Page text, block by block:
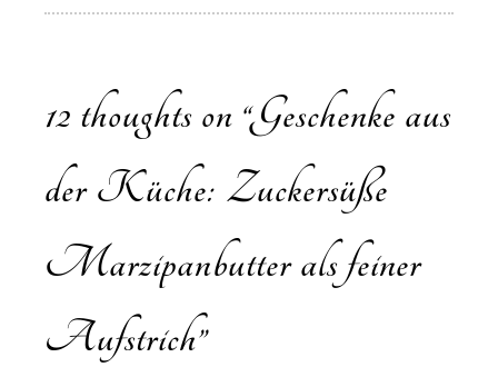
12 thoughts on “Geschenke aus
der Küche: Zuckersüße
Marzipanbutter als feiner
Aufstrich”